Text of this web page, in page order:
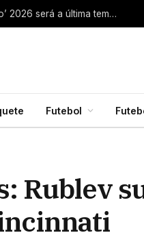
Aaron Rodgers, do Steelers, diz que ‘debate zero’ 2026 será a última temporada da NFL 28 de julho de 2026
Futebol
Rublev